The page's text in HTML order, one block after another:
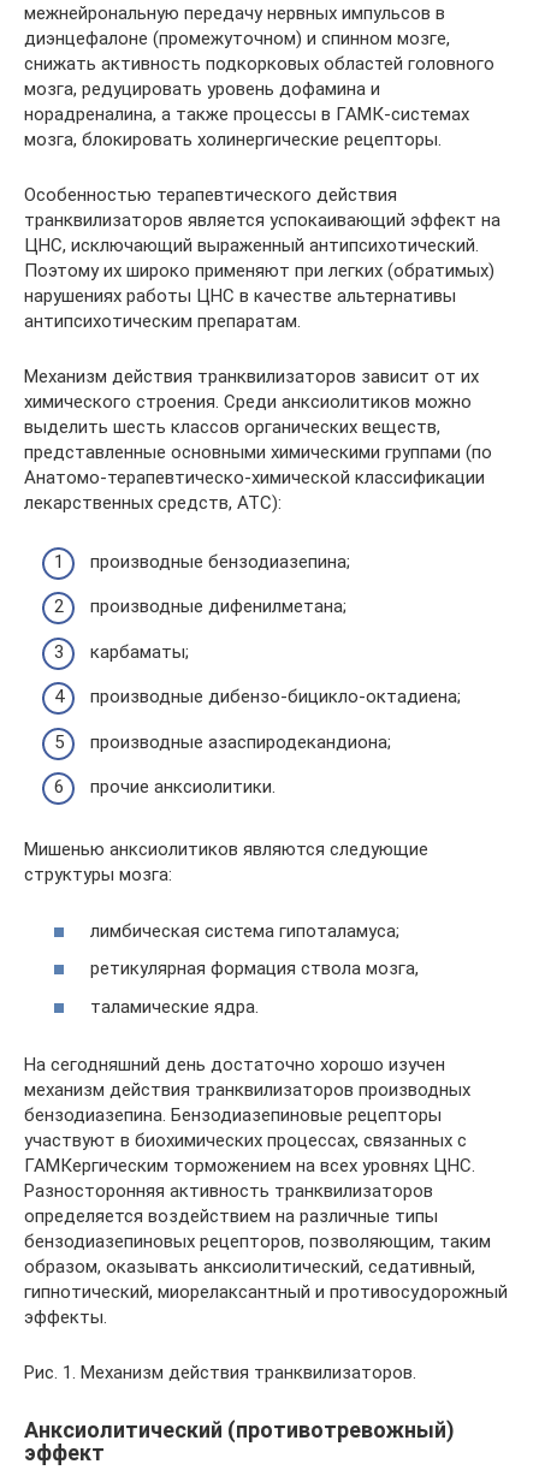
межнейрональную передачу нервных импульсов в
диэнцефалоне (промежуточном) и спинном мозге,
снижать активность подкорковых областей головного
мозга, редуцировать уровень дофамина и
норадреналина, а также процессы в ГАМК-системах
мозга, блокировать холинергические рецепторы.
Особенностью терапевтического действия
транквилизаторов является успокаивающий эффект на
ЦНС, исключающий выраженный антипсихотический.
Поэтому их широко применяют при легких (обратимых)
нарушениях работы ЦНС в качестве альтернативы
антипсихотическим препаратам.
Механизм действия транквилизаторов зависит от их
химического строения. Среди анксиолитиков можно
выделить шесть классов органических веществ,
представленные основными химическими группами (по
Анатомо-терапевтическо-химической классификации
лекарственных средств, ATC):
производные бензодиазепина;
производные дифенилметана;
карбаматы;
производные дибензо-бицикло-октадиена;
производные азаспиродекандиона;
прочие анксиолитики.
Мишенью анксиолитиков являются следующие
структуры мозга:
лимбическая система гипоталамуса;
ретикулярная формация ствола мозга,
таламические ядра.
На сегодняшний день достаточно хорошо изучен
механизм действия транквилизаторов производных
бензодиазепина. Бензодиазепиновые рецепторы
участвуют в биохимических процессах, связанных с
ГАМКергическим торможением на всех уровнях ЦНС.
Разносторонняя активность транквилизаторов
определяется воздействием на различные типы
бензодиазепиновых рецепторов, позволяющим, таким
образом, оказывать анксиолитический, седативный,
гипнотический, миорелаксантный и противосудорожный
эффекты.
Рис. 1. Механизм действия транквилизаторов.
Анксиолитический (противотревожный)
эффект